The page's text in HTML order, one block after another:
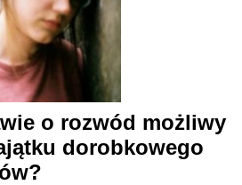
o rozwód możliwy
dorobkowego